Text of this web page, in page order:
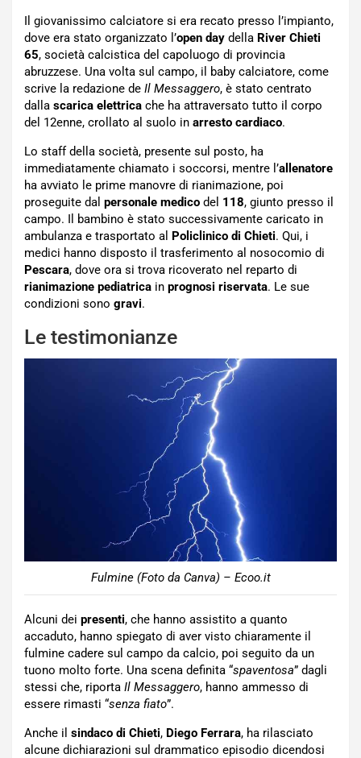
Il giovanissimo calciatore si era recato presso l’impianto,
dove era stato organizzato l’open day della River Chieti
65, società calcistica del capoluogo di provincia
abruzzese. Una volta sul campo, il baby calciatore, come
scrive la redazione de Il Messaggero, è stato centrato
dalla scarica elettrica che ha attraversato tutto il corpo
del 12enne, crollato al suolo in arresto cardiaco.
Lo staff della società, presente sul posto, ha
immediatamente chiamato i soccorsi, mentre l’allenatore
ha avviato le prime manovre di rianimazione, poi
proseguite dal personale medico del 118, giunto presso il
campo. Il bambino è stato successivamente caricato in
ambulanza e trasportato al Policlinico di Chieti. Qui, i
medici hanno disposto il trasferimento al nosocomio di
Pescara, dove ora si trova ricoverato nel reparto di
rianimazione pediatrica in prognosi riservata. Le sue
condizioni sono gravi.
Le testimonianze
Fulmine (Foto da Canva) – Ecoo.it
Alcuni dei presenti, che hanno assistito a quanto
accaduto, hanno spiegato di aver visto chiaramente il
fulmine cadere sul campo da calcio, poi seguito da un
tuono molto forte. Una scena definita “spaventosa” dagli
stessi che, riporta Il Messaggero, hanno ammesso di
essere rimasti “senza fiato”.
Anche il sindaco di Chieti, Diego Ferrara, ha rilasciato
alcune dichiarazioni sul drammatico episodio dicendosi